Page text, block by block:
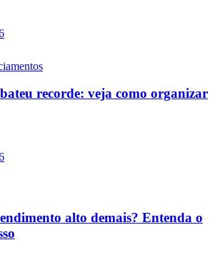
recorde: veja como organizar
alto demais? Entenda o